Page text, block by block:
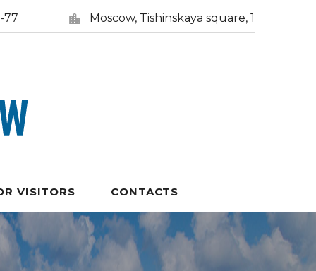
77 Moscow, Tishinskaya square, 1
VISITORS CONTACTS